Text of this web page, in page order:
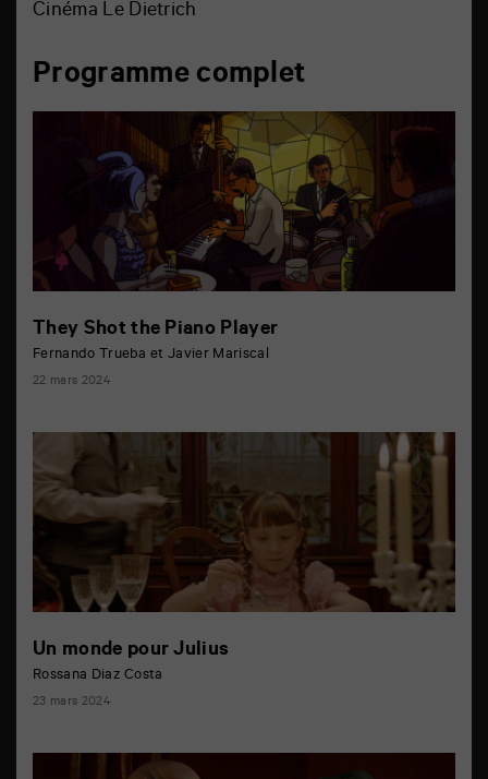
Cinéma Le Dietrich
Programme complet
They Shot the Piano Player
Fernando Trueba et Javier Mariscal
22 mars 2024
Un monde pour Julius
Rossana Diaz Costa
23 mars 2024